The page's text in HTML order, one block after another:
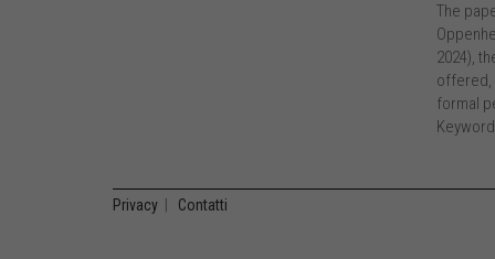
The
2024),
offered,
formal
Privacy Contatti